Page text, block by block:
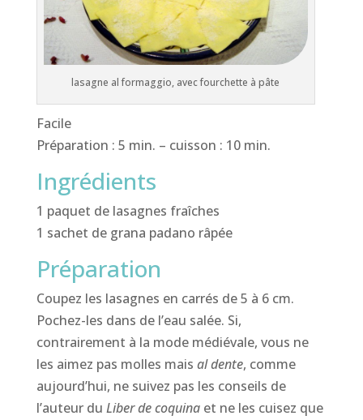
lasagne al formaggio, avec fourchette à pâte
Facile
Préparation : 5 min. – cuisson : 10 min.
Ingrédients
1 paquet de lasagnes fraîches
1 sachet de grana padano râpée
Préparation
Coupez les lasagnes en carrés de 5 à 6 cm.
Pochez-les dans de l’eau salée. Si,
contrairement à la mode médiévale, vous ne
les aimez pas molles mais al dente, comme
aujourd’hui, ne suivez pas les conseils de
l’auteur du Liber de coquinaet ne les cuisez que